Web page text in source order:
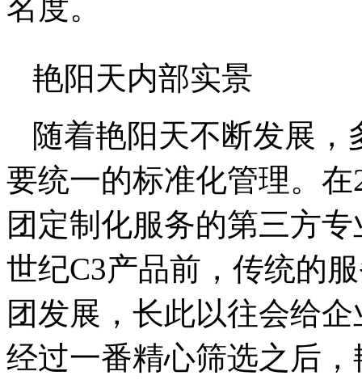
名度。
艳阳天内部实景
随着艳阳天不断发展
要统一的标准化管理。
团定制化服务的第三方
世纪C3产品前，传统的
团发展，长此以往会给
经过一番精心筛选之后